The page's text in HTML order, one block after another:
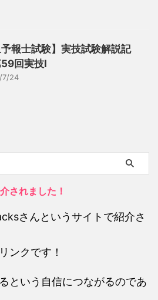
予報士試験】実技試験解説記
回実技Ⅰ
7/24
されました！
さんというサイトで紹介さ
ンクです！
という自信につながるのであ